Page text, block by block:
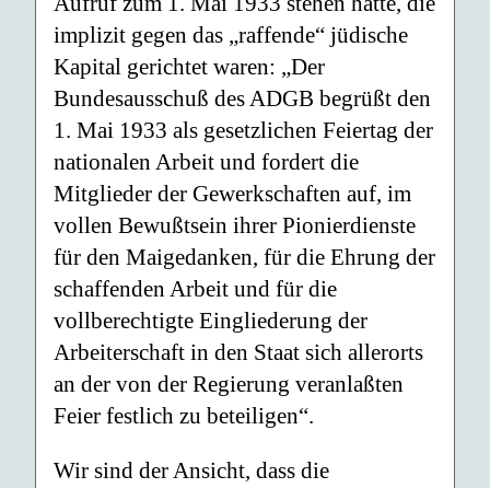
implizit gegen das „raffende“ jüdische
Kapital gerichtet waren: „Der
Bundesausschuß des ADGB begrüßt den
1. Mai 1933 als gesetzlichen Feiertag der
nationalen Arbeit und fordert die
Mitglieder der Gewerkschaften auf, im
vollen Bewußtsein ihrer Pionierdienste
für den Maigedanken, für die Ehrung der
schaffenden Arbeit und für die
vollberechtigte Eingliederung der
Arbeiterschaft in den Staat sich allerorts
an der von der Regierung veranlaßten
Feier festlich zu beteiligen“.
Wir sind der Ansicht, dass die